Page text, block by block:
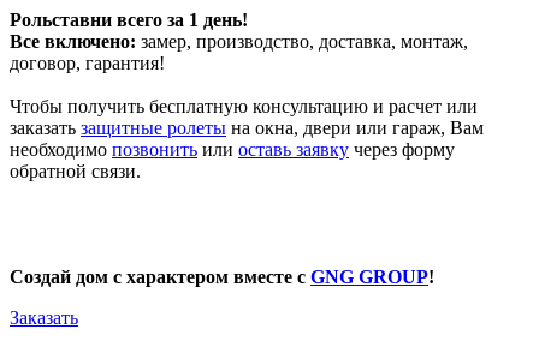
Рольставни всего за 1 день!
Все включено: замер, производство, доставка, монтаж,
договор, гарантия!
Чтобы получить бесплатную консультацию и расчет или
заказать защитные ролеты на окна, двери или гараж, Вам
необходимо позвонить или оставь заявку через форму
обратной связи.
Создай дом с характером вместе с GNG GROUP!
Заказать